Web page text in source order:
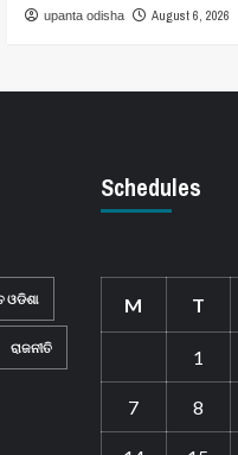
upanta odisha August 6, 2026
ଓଡିଶା
ରାଜନୀତି
Schedules
M T
1
7 8